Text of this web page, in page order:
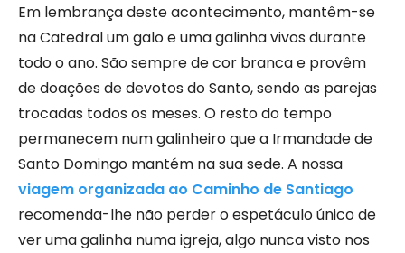
Em lembrança deste acontecimento, mantêm-se
na Catedral um galo e uma galinha vivos durante
todo o ano. São sempre de cor branca e provêm
de doações de devotos do Santo, sendo as parejas
trocadas todos os meses. O resto do tempo
permanecem num galinheiro que a Irmandade de
Santo Domingo mantém na sua sede. A nossa
viagem organizada ao Caminho de Santiago
recomenda-lhe não perder o espetáculo único de
ver uma galinha numa igreja, algo nunca visto nos